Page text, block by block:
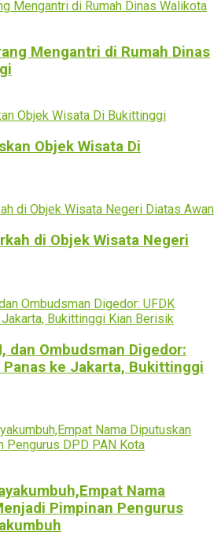
Mengantri di Rumah Dinas
Objek Wisata Di
di Objek Wisata Negeri
dan Ombudsman Digedor:
Panas ke Jakarta, Bukittinggi
Nama
Pimpinan Pengurus